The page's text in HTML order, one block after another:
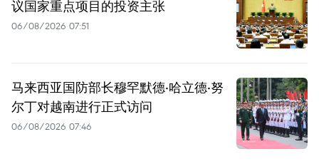
议国家重点项目的投资主张
06/08/2026 07:51
马来西亚国防部长穆罕默德·哈立德·努
尔丁对越南进行正式访问
06/08/2026 07:46